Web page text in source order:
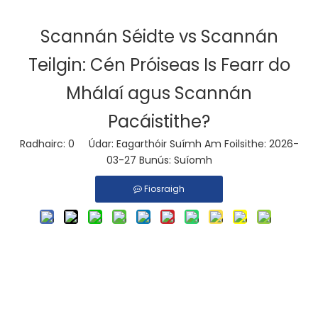
Scannán Séidte vs Scannán
Teilgin: Cén Próiseas Is Fearr do
Mhálaí agus Scannán
Pacáistithe?
Radhairc: 0 Údar: Eagarthóir Suímh Am Foilsithe: 2026-
03-27 Bunús: Suíomh
Fiosraigh